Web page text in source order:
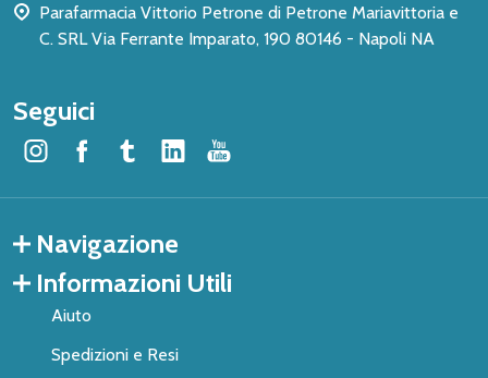
Parafarmacia Vittorio Petrone di Petrone Mariavittoria e
C. SRL Via Ferrante Imparato, 190 80146 - Napoli NA
Seguici
Navigazione
Informazioni Utili
Aiuto
Spedizioni e Resi